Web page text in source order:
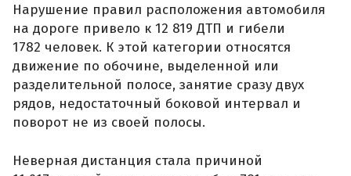
Нарушение правил расположения автомобиля
на дороге привело к 12 819 ДТП и гибели
1782 человек. К этой категории относятся
движение по обочине, выделенной или
разделительной полосе, занятие сразу двух
рядов, недостаточный боковой интервал и
поворот не из своей полосы.
Неверная дистанция стала причиной